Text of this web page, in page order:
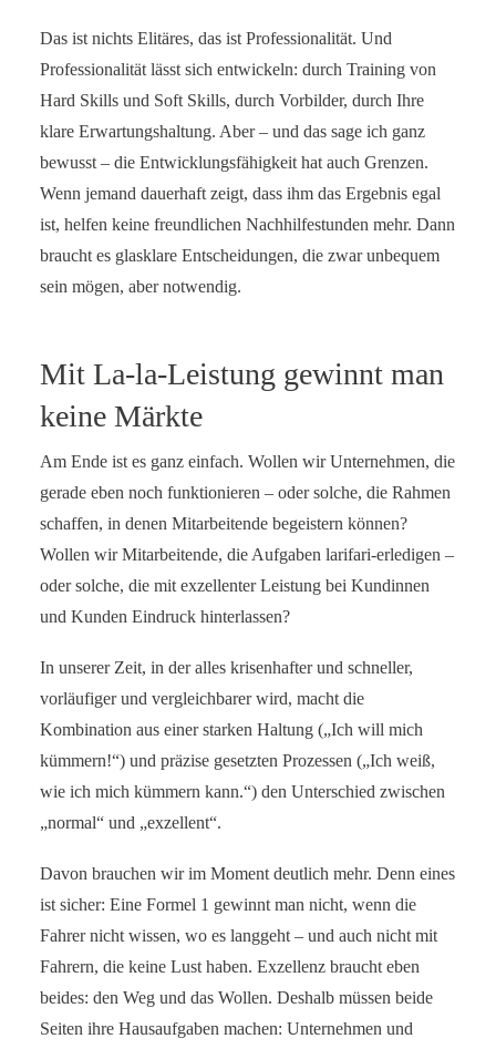
Das ist nichts Elitäres, das ist Professionalität. Und
Professionalität lässt sich entwickeln: durch Training von
Hard Skills und Soft Skills, durch Vorbilder, durch Ihre
klare Erwartungshaltung. Aber – und das sage ich ganz
bewusst – die Entwicklungsfähigkeit hat auch Grenzen.
Wenn jemand dauerhaft zeigt, dass ihm das Ergebnis egal
ist, helfen keine freundlichen Nachhilfestunden mehr. Dann
braucht es glasklare Entscheidungen, die zwar unbequem
sein mögen, aber notwendig.
Mit La-la-Leistung gewinnt man
keine Märkte
Am Ende ist es ganz einfach. Wollen wir Unternehmen, die
gerade eben noch funktionieren – oder solche, die Rahmen
schaffen, in denen Mitarbeitende begeistern können?
Wollen wir Mitarbeitende, die Aufgaben larifari-erledigen –
oder solche, die mit exzellenter Leistung bei Kundinnen
und Kunden Eindruck hinterlassen?
In unserer Zeit, in der alles krisenhafter und schneller,
vorläufiger und vergleichbarer wird, macht die
Kombination aus einer starken Haltung („Ich will mich
kümmern!“) und präzise gesetzten Prozessen („Ich weiß,
wie ich mich kümmern kann.“) den Unterschied zwischen
„normal“ und „exzellent“.
Davon brauchen wir im Moment deutlich mehr. Denn eines
ist sicher: Eine Formel 1 gewinnt man nicht, wenn die
Fahrer nicht wissen, wo es langgeht – und auch nicht mit
Fahrern, die keine Lust haben. Exzellenz braucht eben
beides: den Weg und das Wollen. Deshalb müssen beide
Seiten ihre Hausaufgaben machen: Unternehmen und